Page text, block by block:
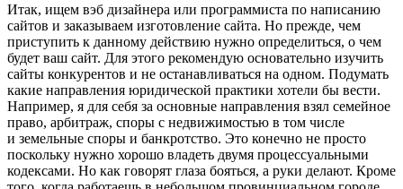
Итак, ищем вэб дизайнера или программиста по написанию
сайтов и заказываем изготовление сайта. Но прежде, чем
приступить к данному действию нужно определиться, о чем
будет ваш сайт. Для этого рекомендую основательно изучить
сайты конкурентов и не останавливаться на одном. Подумать
какие направления юридической практики хотели бы вести.
Например, я для себя за основные направления взял семейное
право, арбитраж, споры с недвижимостью в том числе
и земельные споры и банкротство. Это конечно не просто
поскольку нужно хорошо владеть двумя процессуальными
кодексами. Но как говорят глаза бояться, а руки делают. Кроме